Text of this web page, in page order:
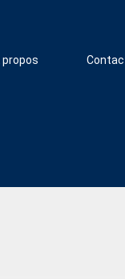
propos